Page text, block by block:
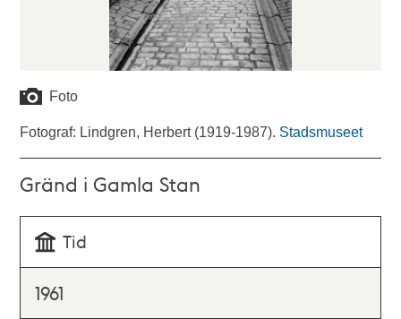
Foto
Fotograf: Lindgren, Herbert (1919-1987). Stadsmuseet
Gränd i Gamla Stan
Tid
1961